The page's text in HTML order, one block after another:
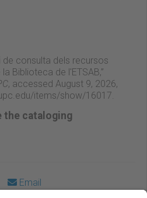
de consulta dels recursos
Biblioteca de l'ETSAB,”
, accessed August 9, 2026,
items/show/16017
the cataloging
Email